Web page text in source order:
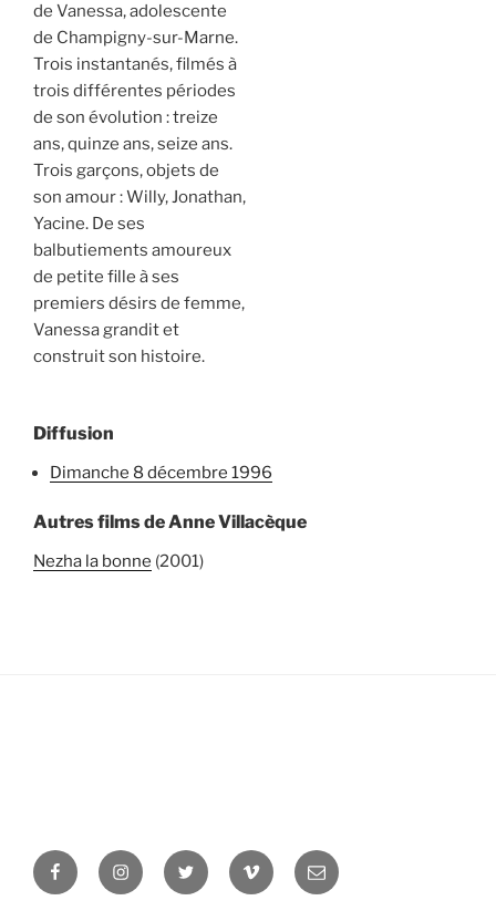
de Vanessa, adolescente
de Champigny-sur-Marne.
Trois instantanés, filmés à
trois différentes périodes
de son évolution : treize
ans, quinze ans, seize ans.
Trois garçons, objets de
son amour : Willy, Jonathan,
Yacine. De ses
balbutiements amoureux
de petite fille à ses
premiers désirs de femme,
Vanessa grandit et
construit son histoire.
Diffusion
dimanche 8 décembre 1996
Autres films de Anne Villacèque
Nezha la bonne (2001)
FacebookInstagramTwitter Vimeo Newsletter